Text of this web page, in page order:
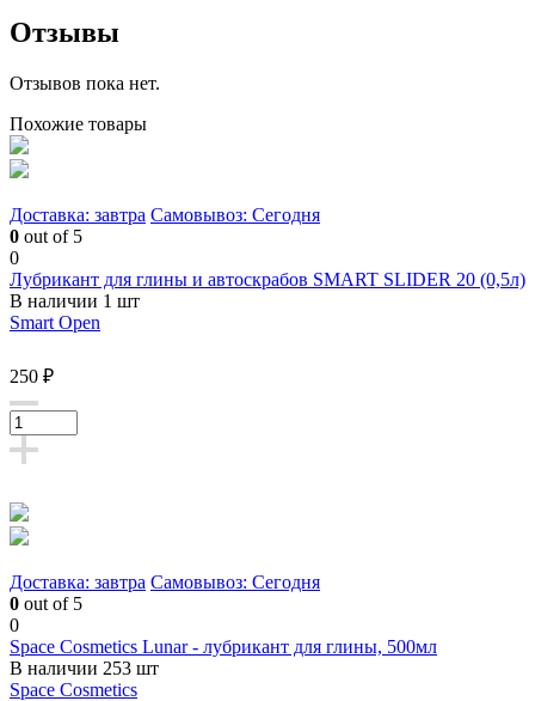
Отзывы
Отзывов пока нет.
Похожие товары
Доставка: завтра Самовывоз: Сегодня
0 out of 5
0
Лубрикант для глины и автоскрабов SMART SLIDER 20 (0,5л)
В наличии 1 шт
Smart Open
250 ₽
Доставка: завтра Самовывоз: Сегодня
0 out of 5
0
Space Cosmetics Lunar - лубрикант для глины, 500мл
В наличии 253 шт
Space Cosmetics